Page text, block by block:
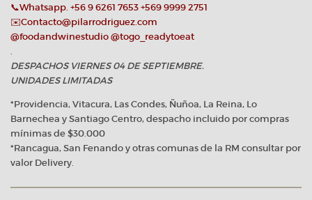
📞Whatsapp. +56 9 6261 7653 +569 9999 2751
✉️Contacto@pilarrodriguez.com
@foodandwinestudio@togo_readytoeat
.
DESPACHOS VIERNES 04 DE SEPTIEMBRE.
UNIDADES LIMITADAS
*Providencia, Vitacura, Las Condes, Ñuñoa, La Reina, Lo
Barnechea y Santiago Centro, despacho incluido por compras
mínimas de $30.000
*Rancagua, San Fenando y otras comunas de la RM consultar por
valor Delivery.